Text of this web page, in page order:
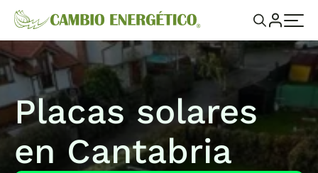
Placas solares
en Cantabria